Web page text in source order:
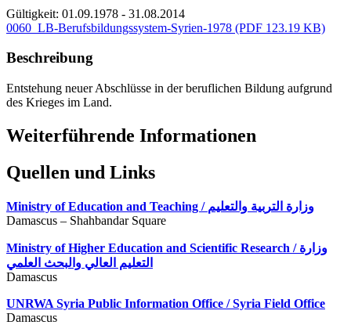
Gültigkeit: 01.09.1978 - 31.08.2014
0060_LB-Berufsbildungssystem-Syrien-1978 (PDF 123.19 KB)
Beschreibung
Entstehung neuer Abschlüsse in der beruflichen Bildung aufgrund
des Krieges im Land.
Weiterführende Informationen
Quellen und Links
Ministry of Education and Teaching / وزارة التربية والتعليم
Damascus – Shahbandar Square
Ministry of Higher Education and Scientific Research / وزارة
التعليم العالي والبحث العلمي
Damascus
UNRWA Syria Public Information Office / Syria Field Office
Damascus